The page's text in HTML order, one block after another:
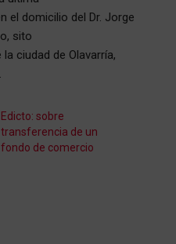
el domicilio del Dr. Jorge
sito
la ciudad de Olavarría,
Edicto: sobre
transferencia de un
fondo de comercio